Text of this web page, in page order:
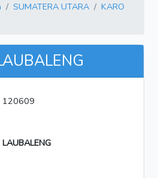
SUMATERA UTARA
KARO
120609
LAUBALENG